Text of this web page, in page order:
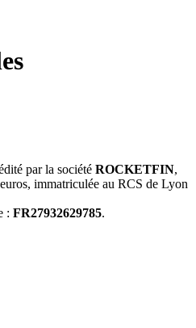
par la société ROCKETFIN,
immatriculée au RCS de Lyon
: FR27932629785.